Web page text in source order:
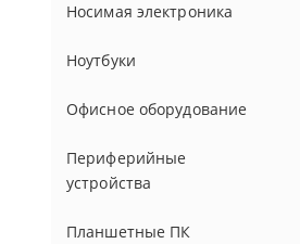
Носимая электроника
Ноутбуки
Офисное оборудование
Периферийные
устройства
Планшетные ПК